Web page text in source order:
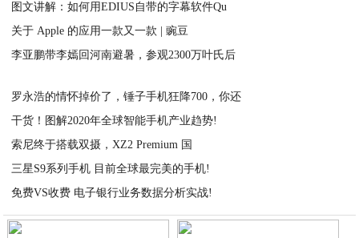
图文讲解：如何用EDIUS自带的字幕软件Qu
关于 Apple 的应用一款又一款 | 豌豆
李亚鹏带李嫣回河南避暑，参观2300万叶氏后
罗永浩的情怀掉价了，锤子手机狂降700，你还
干货！图解2020年全球智能手机产业趋势!
索尼终于搭载双摄，XZ2 Premium 国
三星S9系列手机 目前全球最完美的手机!
免费VS收费 电子银行业务数据分析实战!
2021-03-05